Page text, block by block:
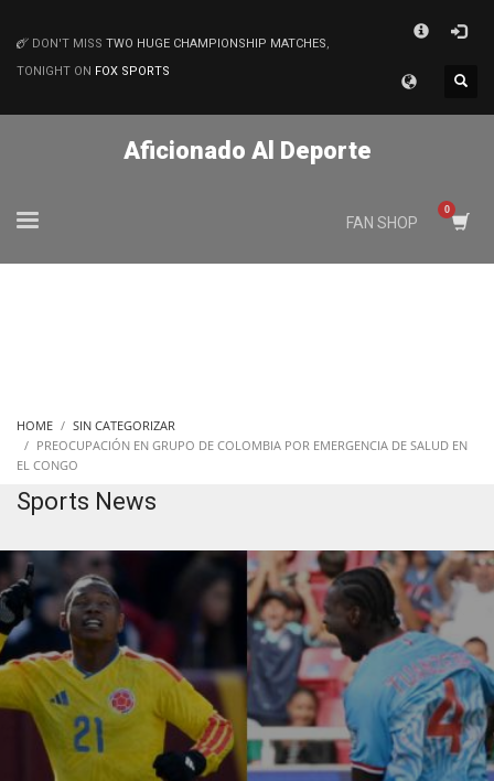
MATCHES
DON'T MISS TWO HUGE CHAMPIONSHIP MATCHES,
TONIGHT ON FOX SPORTS
Aficionado Al Deporte
FAN SHOP
HOME
SIN CATEGORIZAR
PREOCUPACIÓN EN GRUPO DE COLOMBIA POR EMERGENCIA DE SALUD EN
EL CONGO
Sports News